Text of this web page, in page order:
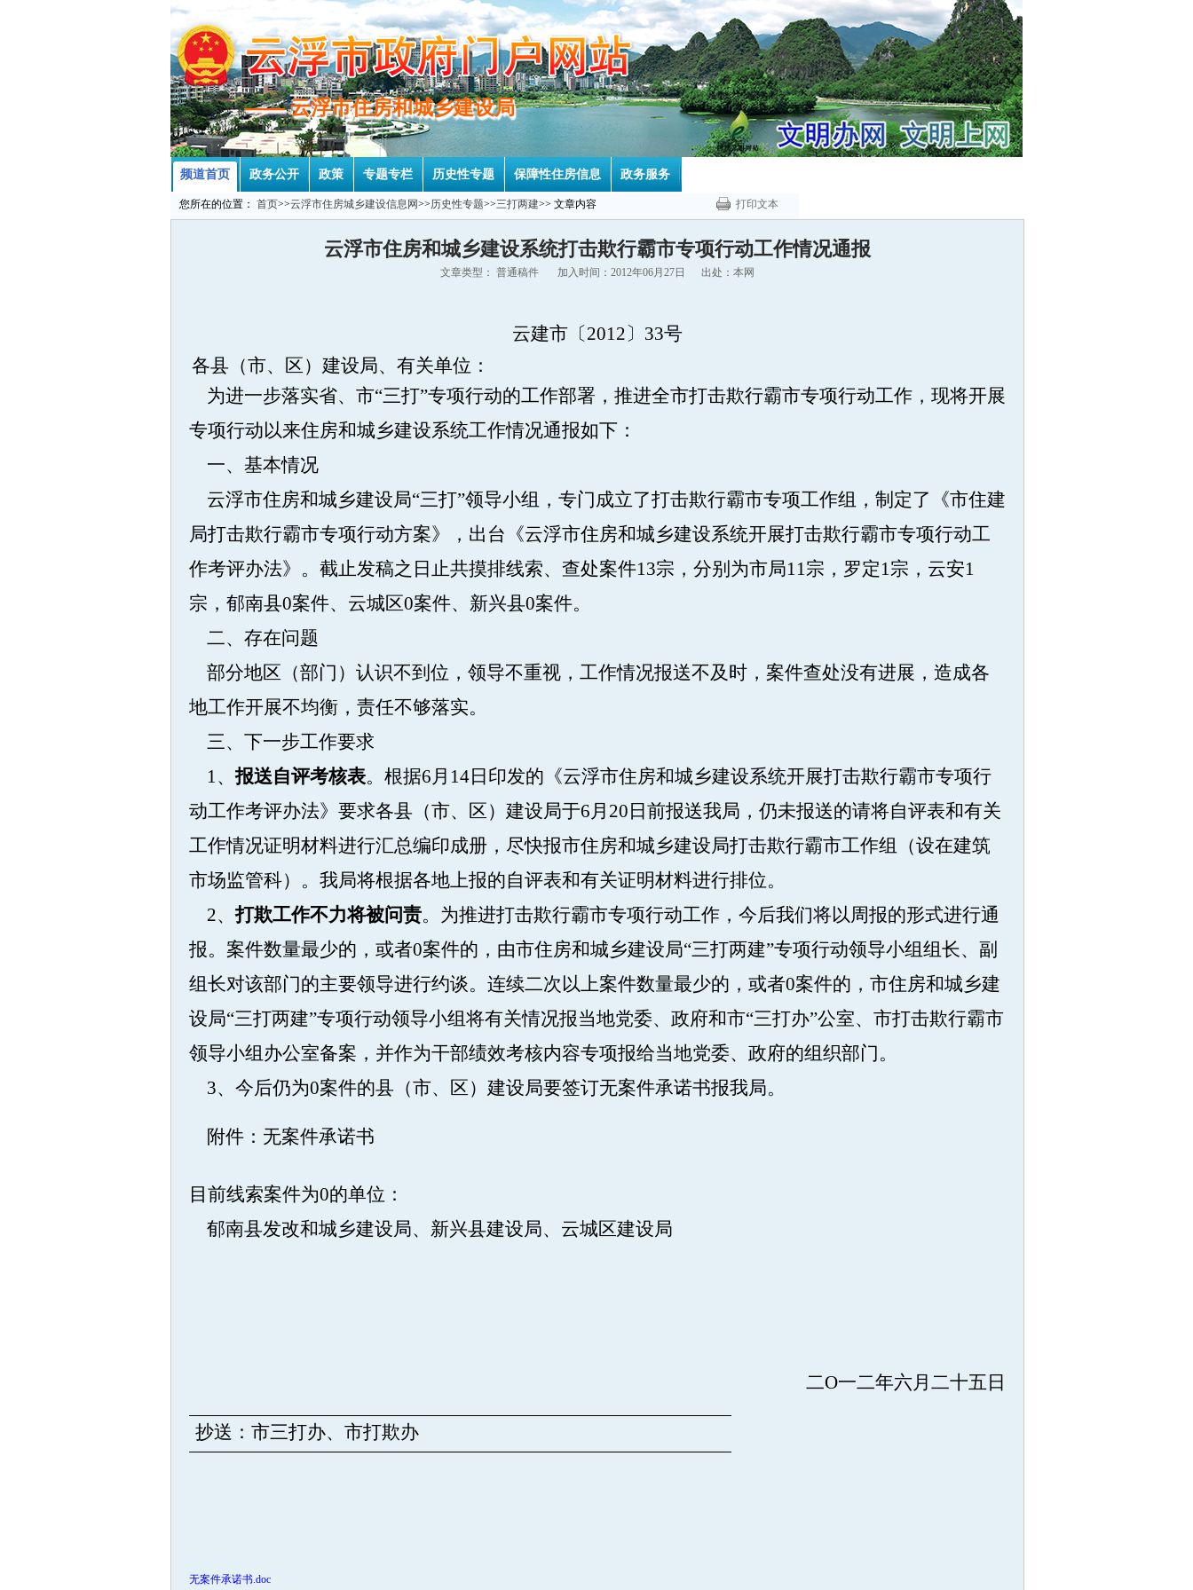
—— 云浮市住房和城乡建设局
—— 云浮市住房和城乡建设局
频道首页 政务公开 政策 专题专栏 历史性专题 保障性住房信息 政务服务
打印文本
您所在的位置： 首页>>云浮市住房城乡建设信息网>>历史性专题>>三打两建>> 文章内容
云浮市住房和城乡建设系统打击欺行霸市专项行动工作情况通报
文章类型： 普通稿件 加入时间：2012年06月27日 出处：本网
云建市〔2012〕33号
各县（市、区）建设局、有关单位：
为进一步落实省、市“三打”专项行动的工作部署，推进全市打击欺行霸市专项行动工作，现将开展
专项行动以来住房和城乡建设系统工作情况通报如下：
一、基本情况
云浮市住房和城乡建设局“三打”领导小组，专门成立了打击欺行霸市专项工作组，制定了《市住建
局打击欺行霸市专项行动方案》，出台《云浮市住房和城乡建设系统开展打击欺行霸市专项行动工
作考评办法》。截止发稿之日止共摸排线索、查处案件13宗，分别为市局11宗，罗定1宗，云安1
宗，郁南县0案件、云城区0案件、新兴县0案件。
二、存在问题
部分地区（部门）认识不到位，领导不重视，工作情况报送不及时，案件查处没有进展，造成各
地工作开展不均衡，责任不够落实。
三、下一步工作要求
1、报送自评考核表。根据6月14日印发的《云浮市住房和城乡建设系统开展打击欺行霸市专项行
动工作考评办法》要求各县（市、区）建设局于6月20日前报送我局，仍未报送的请将自评表和有关
工作情况证明材料进行汇总编印成册，尽快报市住房和城乡建设局打击欺行霸市工作组（设在建筑
市场监管科）。我局将根据各地上报的自评表和有关证明材料进行排位。
2、打欺工作不力将被问责。为推进打击欺行霸市专项行动工作，今后我们将以周报的形式进行通
报。案件数量最少的，或者0案件的，由市住房和城乡建设局“三打两建”专项行动领导小组组长、副
组长对该部门的主要领导进行约谈。连续二次以上案件数量最少的，或者0案件的，市住房和城乡建
设局“三打两建”专项行动领导小组将有关情况报当地党委、政府和市“三打办”公室、市打击欺行霸市
领导小组办公室备案，并作为干部绩效考核内容专项报给当地党委、政府的组织部门。
3、今后仍为0案件的县（市、区）建设局要签订无案件承诺书报我局。
附件：无案件承诺书
目前线索案件为0的单位：
郁南县发改和城乡建设局、新兴县建设局、云城区建设局
二O一二年六月二十五日
抄送：市三打办、市打欺办
无案件承诺书.doc